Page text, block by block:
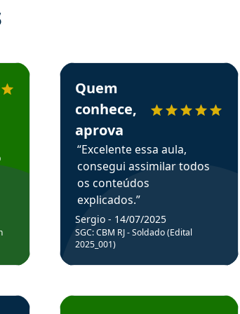
Concursos em depoimento
Concursos em depoimento
Estudante Sergio recomenda o
Quem
conhece,
aprova
“Excelente essa aula,
consegui assimilar todos
os conteúdos
explicados.”
Sergio - 14/07/2025
SGC: CBM RJ - Soldado (Edital
2025_001)
Estudante Cicero recomenda o